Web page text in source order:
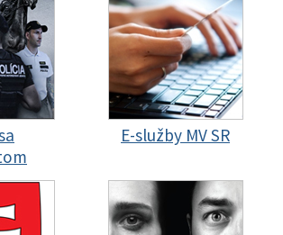
E-služby MV SR